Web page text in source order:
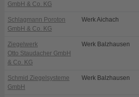
GmbH & Co. KG
Schlagmann Poroton
GmbH & Co. KG
Werk Aichach
Ziegelwerk
Otto Staudacher GmbH
& Co. KG
Werk Balzhausen
Schmid Ziegelsysteme
GmbH
Werk Balzhausen